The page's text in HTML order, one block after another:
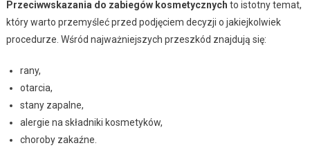
Przeciwwskazania do zabiegów kosmetycznych to istotny temat,
który warto przemyśleć przed podjęciem decyzji o jakiejkolwiek
procedurze. Wśród najważniejszych przeszkód znajdują się:
rany,
otarcia,
stany zapalne,
alergie na składniki kosmetyków,
choroby zakaźne.